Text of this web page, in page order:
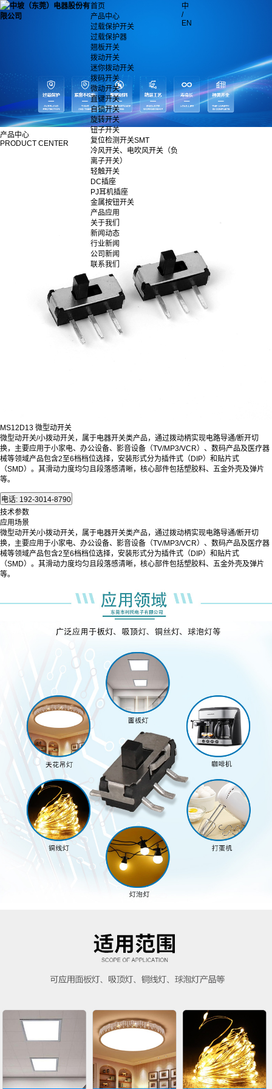
首页
产品中心
过载保护开关
过载保护器
翘板开关
拨动开关
迷你拨动开关
拨码开关
微动开关
直键开关
自锁开关
旋转开关
钮子开关
复位检测开关SMT
冷风开关、电吹风开关（负
离子开关）
轻触开关
DC插座
PJ耳机插座
金属按钮开关
产品应用
关于我们
新闻动态
行业新闻
公司新闻
联系我们
中
/
EN
产品中心
PRODUCT CENTER
MS12D13 微型动开关
微型动开关/小拨动开关，属于电器开关类产品，通过拨动柄实现电路导通/断开切
换，主要应用于小家电、办公设备、影音设备（TV/MP3/VCR）、数码产品及医疗器
械等领域产品包含2至6档档位选择，安装形式分为插件式（DIP）和贴片式
（SMD）。其滑动力度均匀且段落感清晰，核心部件包括塑胶料、五金外壳及弹片
等。
技术参数
应用场景
微型动开关/小拨动开关，属于电器开关类产品，通过拨动柄实现电路导通/断开切
换，主要应用于小家电、办公设备、影音设备（TV/MP3/VCR）、数码产品及医疗器
械等领域产品包含2至6档档位选择，安装形式分为插件式（DIP）和贴片式
（SMD）。其滑动力度均匀且段落感清晰，核心部件包括塑胶料、五金外壳及弹片
等。